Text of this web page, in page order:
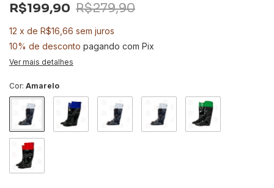
R$199,90 R$279,90
12 x de R$16,66 sem juros
10% de desconto pagando com Pix
Ver mais detalhes
Cor: Amarelo